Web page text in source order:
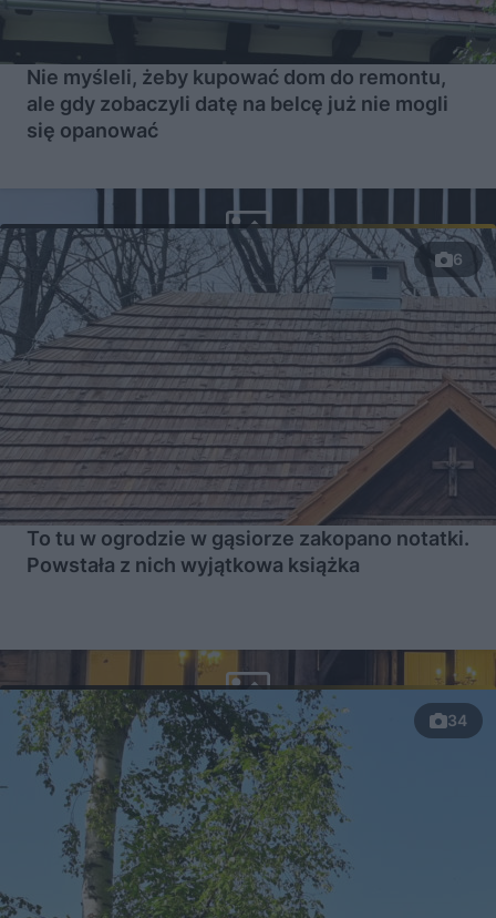
Nie myśleli, żeby kupować dom do remontu,
ale gdy zobaczyli datę na belcę już nie mogli
się opanować
6
To tu w ogrodzie w gąsiorze zakopano notatki.
Powstała z nich wyjątkowa książka
34